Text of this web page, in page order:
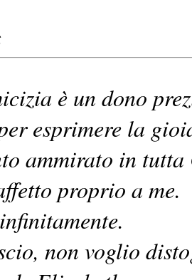
è un dono
esprimere la
ammirato in
proprio a me.
non voglio